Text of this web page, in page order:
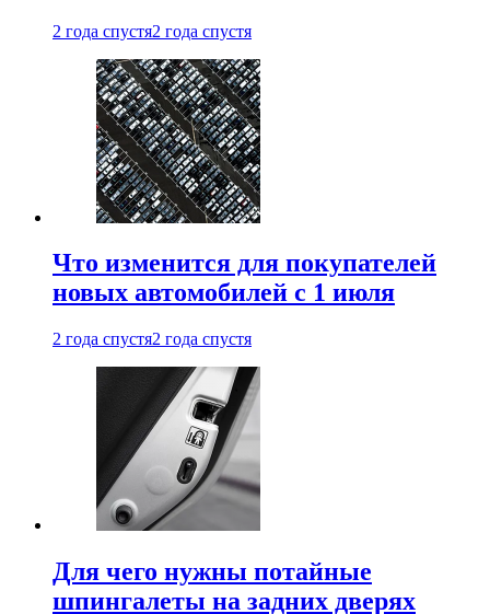
2 года спустя2 года спустя
Что изменится для покупателей
новых автомобилей с 1 июля
2 года спустя2 года спустя
Для чего нужны потайные
шпингалеты на задних дверях